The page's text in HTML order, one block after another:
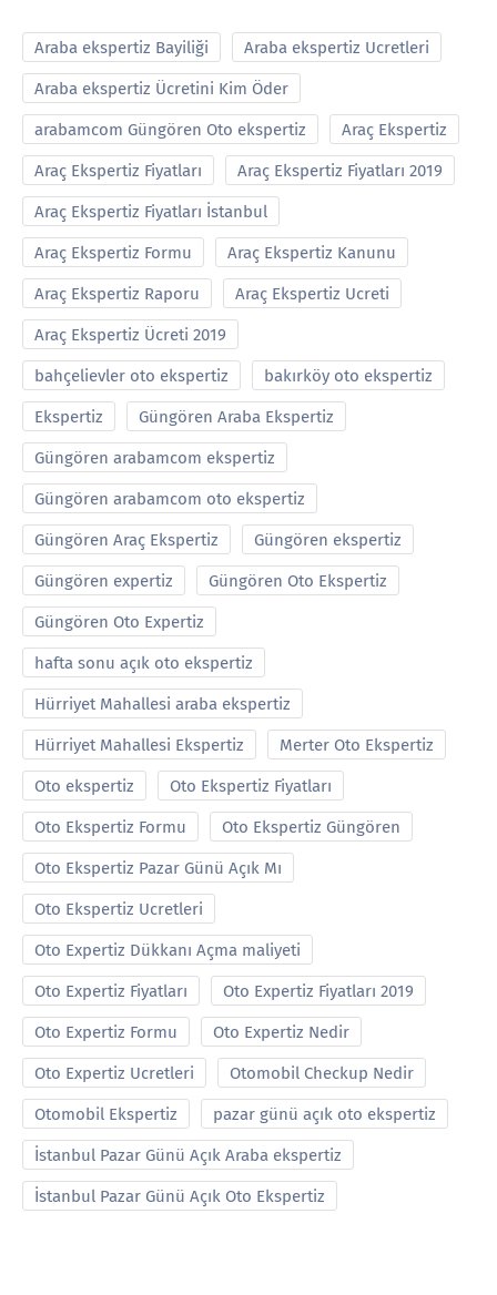
Araba ekspertiz Bayiliği Araba ekspertiz Ucretleri
Araba ekspertiz Ücretini Kim Öder
arabamcom Güngören Oto ekspertiz Araç Ekspertiz
Araç Ekspertiz Fiyatları Araç Ekspertiz Fiyatları 2019
Araç Ekspertiz Fiyatları İstanbul
Araç Ekspertiz Formu Araç Ekspertiz Kanunu
Araç Ekspertiz Raporu Araç Ekspertiz Ucreti
Araç Ekspertiz Ücreti 2019
bahçelievler oto ekspertiz bakırköy oto ekspertiz
Ekspertiz Güngören Araba Ekspertiz
Güngören arabamcom ekspertiz
Güngören arabamcom oto ekspertiz
Güngören Araç Ekspertiz Güngören ekspertiz
Güngören expertiz Güngören Oto Ekspertiz
Güngören Oto Expertiz
hafta sonu açık oto ekspertiz
Hürriyet Mahallesi araba ekspertiz
Hürriyet Mahallesi Ekspertiz Merter Oto Ekspertiz
Oto ekspertiz Oto Ekspertiz Fiyatları
Oto Ekspertiz Formu Oto Ekspertiz Güngören
Oto Ekspertiz Pazar Günü Açık Mı
Oto Ekspertiz Ucretleri
Oto Expertiz Dükkanı Açma maliyeti
Oto Expertiz Fiyatları Oto Expertiz Fiyatları 2019
Oto Expertiz Formu Oto Expertiz Nedir
Oto Expertiz Ucretleri Otomobil Checkup Nedir
Otomobil Ekspertiz pazar günü açık oto ekspertiz
İstanbul Pazar Günü Açık Araba ekspertiz
İstanbul Pazar Günü Açık Oto Ekspertiz